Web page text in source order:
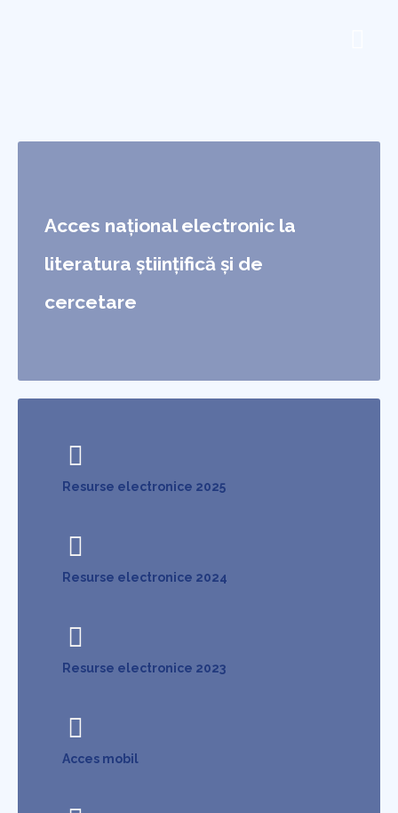
Acces național electronic la
literatura științifică și de
cercetare
Resurse electronice 2025
Resurse electronice 2024
Resurse electronice 2023
Acces mobil